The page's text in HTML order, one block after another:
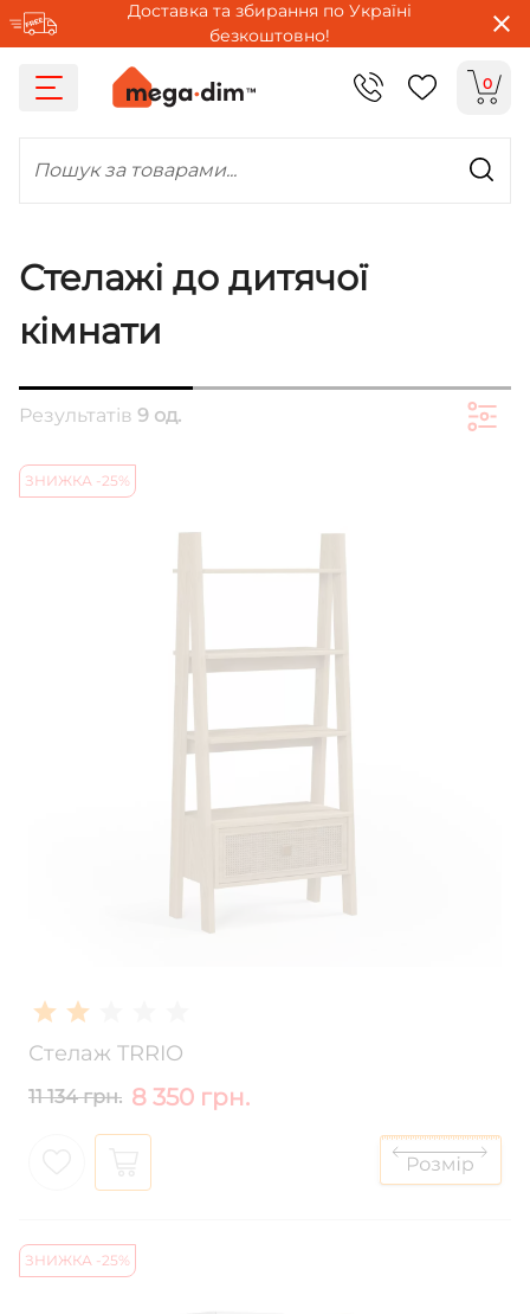
Доставка та збирання по Україні
безкоштовно!
0
Пошук за товарами...
Стелажі до дитячої
кімнати
Результатів 9 од.
ЗНИЖКА -25%
Стелаж TRRIO
11 134 грн. 8 350 грн.
ЗНИЖКА -25%